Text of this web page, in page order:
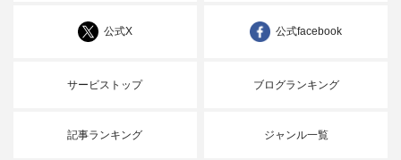
公式X 公式facebook
サービストップ ブログランキング
記事ランキング ジャンル一覧